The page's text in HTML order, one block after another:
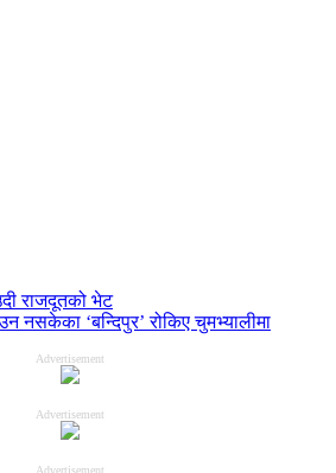
राजदूतको भेट
नसकेका ‘बन्दिपुर’ रोकिए चुमभ्यालीमा
Advertisement
Advertisement
Advertisement